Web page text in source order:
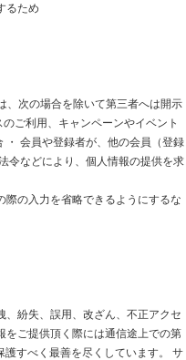
るため
、次の場合を除いて第三者へは開示
ご利用、キャンペーンやイベント
・ 会員や登録者が、他の会員（登録
令などにより、個人情報の提供を求
際の入力を省略できるようにするな
、紛失、誤用、改ざん、不正アクセ
をご提供頂く際には通信途上での第
すべく最善を尽くしています。 サ